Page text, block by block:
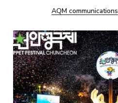
AQM communications